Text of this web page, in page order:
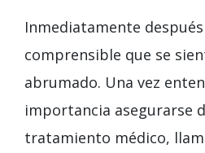
Inmediatamente
comprensible que se
abrumado. Una vez
importancia asegurarse
tratamiento médico,